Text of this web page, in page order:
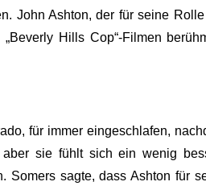
John Ashton, der für seine
Hills Cop“-Filmen
für immer eingeschlafen,
sie fühlt sich ein wenig
Somers sagte, dass Ashton für